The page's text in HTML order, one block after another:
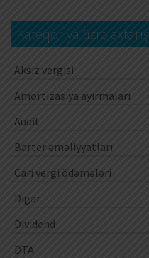
Kateqoriya üzrə axtarış
Aksiz vergisi
Amortizasiya ayırmaları
Audit
Barter əməliyyatları
Cari vergi ödəmələri
Digər
Dividend
DTA